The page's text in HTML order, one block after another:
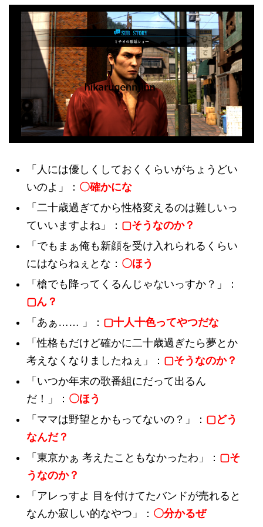
「人には優しくしておくくらいがちょうどい
いのよ」： 〇確かにな
「二十歳過ぎてから性格変えるのは難しいっ
ていいますよね」： ▢そうなのか？
「でもまぁ俺も新顔を受け入れられるくらい
にはならねぇとな： 〇ほう
「槍でも降ってくるんじゃないっすか？」：
▢ん？
「あぁ…… 」： ▢十人十色ってやつだな
「性格もだけど確かに二十歳過ぎたら夢とか
考えなくなりましたねぇ」： ▢そうなのか？
「いつか年末の歌番組にだって出るん
だ！」： 〇ほう
「ママは野望とかもってないの？」： ▢どう
なんだ？
「東京かぁ 考えたこともなかったわ」： ▢そ
うなのか？
「アレっすよ 目を付けてたバンドが売れると
なんか寂しい的なやつ」： 〇分かるぜ